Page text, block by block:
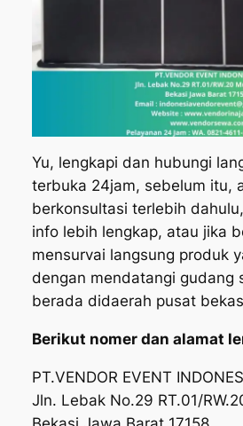
Yu, lengkapi dan hubungi
terbuka 24jam, sebelum itu,
berkonsultasi terlebih
info lebih lengkap, atau jika
mensurvai langsung produk
dengan mendatangi gudang
berada didaerah pusat
Berikut nomer dan alamat
PT.VENDOR EVENT
Jln. Lebak No.29 RT.01/